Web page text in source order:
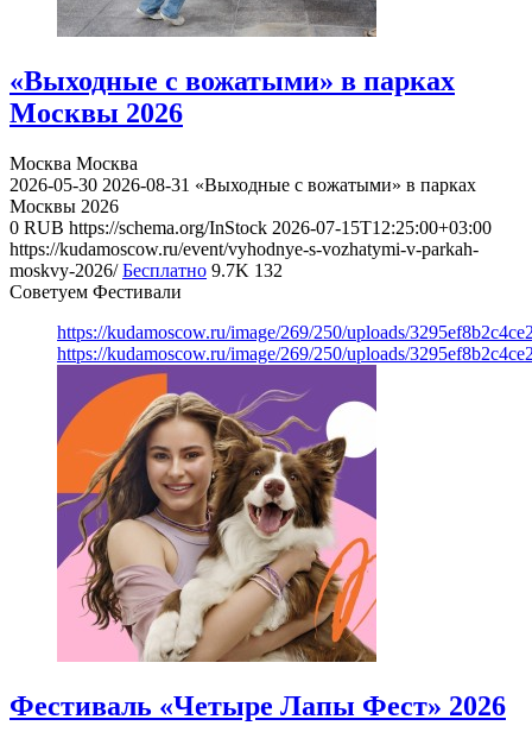
«Выходные с вожатыми» в парках
Москвы 2026
Москва Москва
2026-05-30 2026-08-31 «Выходные с вожатыми» в парках
Москвы 2026
0 RUB https://schema.org/InStock 2026-07-15T12:25:00+03:00
https://kudamoscow.ru/event/vyhodnye-s-vozhatymi-v-parkah-
moskvy-2026/ Бесплатно 9.7K 132
Советуем Фестивали
https://kudamoscow.ru/image/269/250/uploads/
https://kudamoscow.ru/image/269/250/uploads/
Фестиваль «Четыре Лапы Фест» 2026